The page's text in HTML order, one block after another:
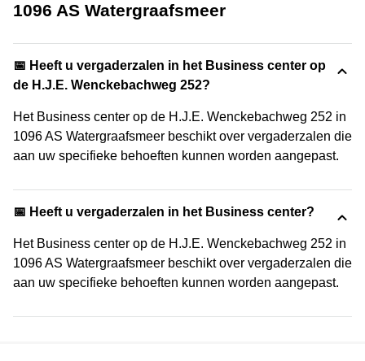
1096 AS Watergraafsmeer
📅 Heeft u vergaderzalen in het Business center op
de H.J.E. Wenckebachweg 252?
Het Business center op de H.J.E. Wenckebachweg 252 in
1096 AS Watergraafsmeer beschikt over vergaderzalen die
aan uw specifieke behoeften kunnen worden aangepast.
📅 Heeft u vergaderzalen in het Business center?
Het Business center op de H.J.E. Wenckebachweg 252 in
1096 AS Watergraafsmeer beschikt over vergaderzalen die
aan uw specifieke behoeften kunnen worden aangepast.